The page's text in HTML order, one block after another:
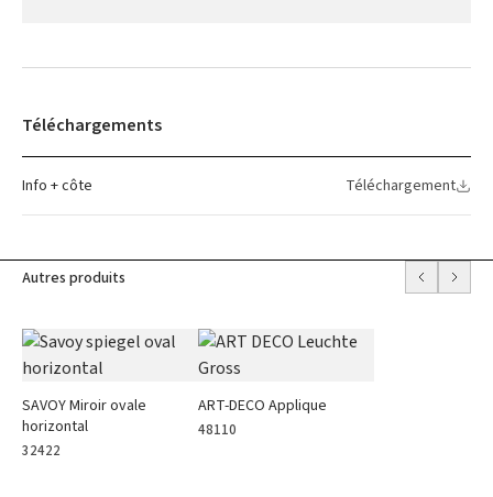
Téléchargements
Info + côte Téléchargement
Autres produits
SAVOY Miroir ovale
horizontal
32422
ART-DECO Applique
48110